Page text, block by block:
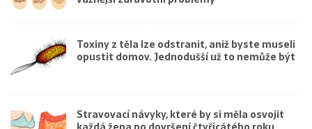
Toxiny z těla lze odstranit, aniž byste museli
opustit domov. Jednodušší už to nemůže být
Stravovací návyky, které by si měla osvojit